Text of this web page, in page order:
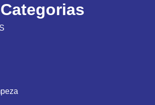
Categorias